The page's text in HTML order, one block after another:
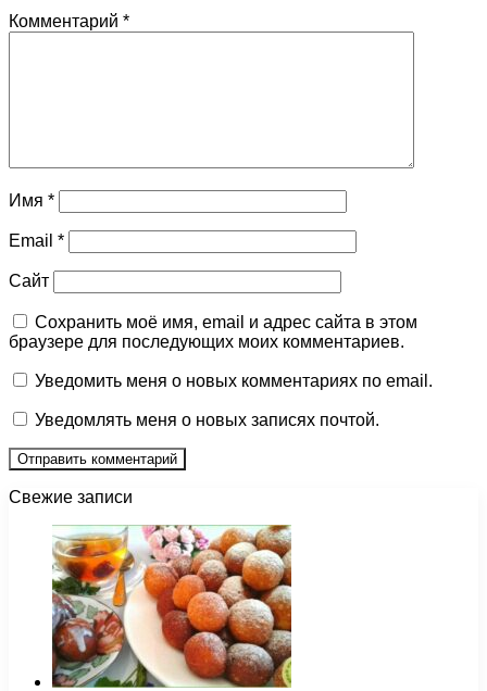
Комментарий *
Имя *
Email *
Сайт
Сохранить моё имя, email и адрес сайта в этом
браузере для последующих моих комментариев.
Уведомить меня о новых комментариях по email.
Уведомлять меня о новых записях почтой.
Свежие записи